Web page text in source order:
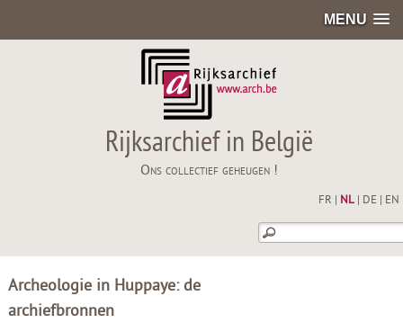
MENU
Rijksarchief in België
Ons collectief geheugen !
FR NL| DE EN
Archeologie in Huppaye: de
archiefbronnen